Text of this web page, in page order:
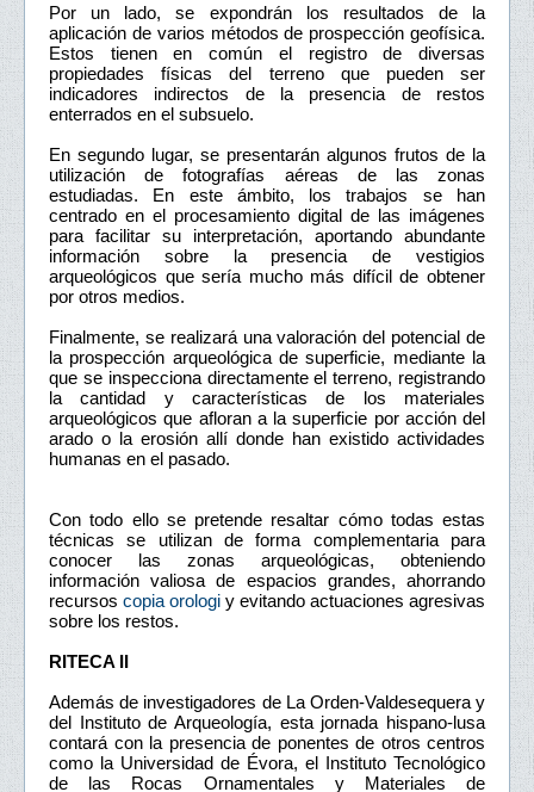
Por un lado, se expondrán los resultados de la
aplicación de varios métodos de prospección geofísica.
Estos tienen en común el registro de diversas
propiedades físicas del terreno que pueden ser
indicadores indirectos de la presencia de restos
enterrados en el subsuelo.
En segundo lugar, se presentarán algunos frutos de la
utilización de fotografías aéreas de las zonas
estudiadas. En este ámbito, los trabajos se han
centrado en el procesamiento digital de las imágenes
para facilitar su interpretación, aportando abundante
información sobre la presencia de vestigios
arqueológicos que sería mucho más difícil de obtener
por otros medios.
Finalmente, se realizará una valoración del potencial de
la prospección arqueológica de superficie, mediante la
que se inspecciona directamente el terreno, registrando
la cantidad y características de los materiales
arqueológicos que afloran a la superficie por acción del
arado o la erosión allí donde han existido actividades
humanas en el pasado.
Con todo ello se pretende resaltar cómo todas estas
técnicas se utilizan de forma complementaria para
conocer las zonas arqueológicas, obteniendo
información valiosa de espacios grandes, ahorrando
recursos copia orologi y evitando actuaciones agresivas
sobre los restos.
RITECA II
Además de investigadores de La Orden-Valdesequera y
del Instituto de Arqueología, esta jornada hispano-lusa
contará con la presencia de ponentes de otros centros
como la Universidad de Évora, el Instituto Tecnológico
de las Rocas Ornamentales y Materiales de